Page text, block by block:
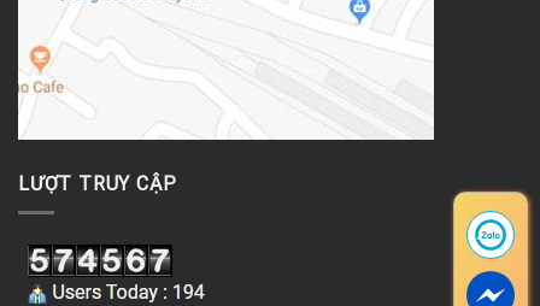
LƯỢT TRUY CẬP